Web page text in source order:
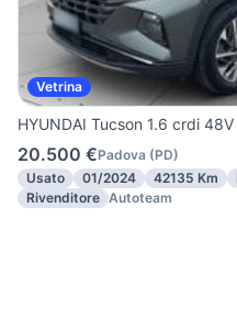
Vetrina
HYUNDAI Tucson 1.6 crdi
20.500 €Padova (PD)
Usato
01/2024 42135 Km
Rivenditore Autoteam